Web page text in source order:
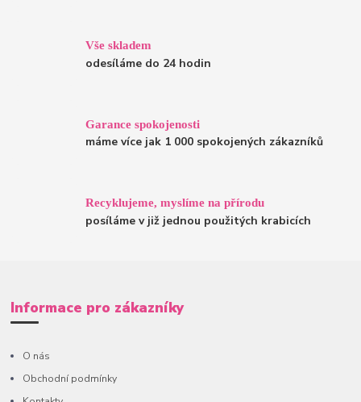
Vše skladem
odesíláme do 24 hodin
Garance spokojenosti
máme více jak 1 000 spokojených zákazníků
Recyklujeme, myslíme na přírodu
posíláme v již jednou použitých krabicích
Informace pro zákazníky
O nás
Obchodní podmínky